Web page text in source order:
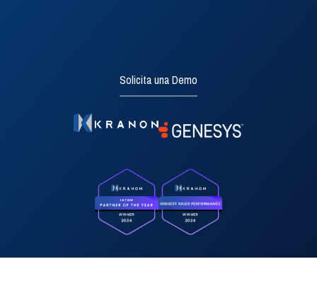
Solicita una Demo